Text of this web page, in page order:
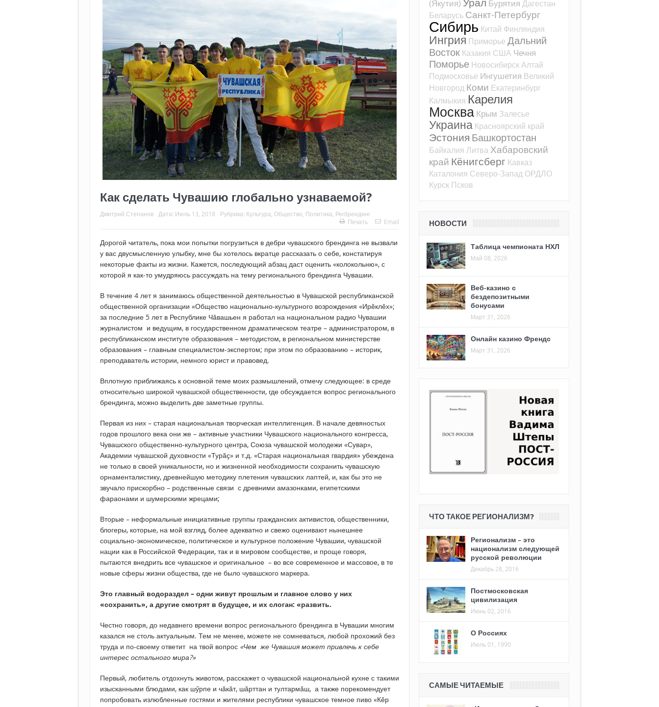
Как сделать Чувашию глобально узнаваемой?
Дмитрий Степанов Дата: Июль 13, 2018 Рубрика: Культура Общество Политика Регбрендинг
Печать
Email
Дорогой читатель, пока мои попытки погрузиться в дебри чувашского брендинга не вызвали
у вас двусмысленную улыбку, мне бы хотелось вкратце рассказать о себе, констатируя
некоторые факты из жизни. Кажется, последующий абзац даст оценить «колокольню», с
которой я как-то умудряюсь рассуждать на тему регионального брендинга Чувашии.
В течение 4 лет я занимаюсь общественной деятельностью в Чувашской республиканской
общественной организации «Общество национально-культурного возрождения «Ирӗклӗх»;
за последние 5 лет в Республике Чӑвашьен я работал на национальном радио Чувашии
журналистом и ведущим, в государственном драматическом театре – администратором, в
республиканском институте образования – методистом, в региональном министерстве
образования – главным специалистом-экспертом; при этом по образованию – историк,
преподаватель истории, немного юрист и правовед.
Вплотную приближаясь к основной теме моих размышлений, отмечу следующее: в среде
относительно широкой чувашской общественности, где обсуждается вопрос регионального
брендинга, можно выделить две заметные группы.
Первая из них – старая национальная творческая интеллигенция. В начале девяностых
годов прошлого века они же – активные участники Чувашского национального конгресса,
Чувашского общественно-культурного центра, Союза чувашской молодежи «Сувар»,
Академии чувашской духовности «Турӑҫ» и т.д. «Старая национальная гвардия» убеждена
не только в своей уникальности, но и жизненной необходимости сохранить чувашскую
орнаменталистику, древнейшую методику плетения чувашских лаптей, и, как бы это не
звучало прискорбно – родственные связи с древними амазонками, египетскими
фараонами и шумерскими жрецами;
Вторые – неформальные инициативные группы гражданских активистов, общественники,
блогеры, которые, на мой взгляд, более адекватно и свежо оценивают нынешнее
социально-экономическое, политическое и культурное положение Чувашии, чувашской
нации как в Российской Федерации, так и в мировом сообществе, и проще говоря,
пытаются внедрить все чувашское и оригинальное – во все современное и массовое, в те
новые сферы жизни общества, где не было чувашского маркера.
Это главный водораздел – одни живут прошлым и главное слово у них
«сохранить», а другие смотрят в будущее, и их слоган: «развить.
Честно говоря, до недавнего времени вопрос регионального брендинга в Чувашии многим
казался не столь актуальным. Тем не менее, можете не сомневаться, любой прохожий без
труда и по-своему ответит на твой вопрос «Чем же Чувашия может привлечь к себе
интерес остального мира?»
Первый, любитель отдохнуть животом, расскажет о чувашской национальной кухне с такими
изысканными блюдами, как шӳрпе и чӑкӑт, шӑрттан и тултармӑш, а также порекомендует
попробовать излюбленные гостями и жителями республики чувашское темное пиво «Кӗр
(Якутия)
Бурятия Дагестан
Беларусь Санкт-Петербург
Сибирь Китай Финляндия
Ингрия Приморье Дальний
Восток Казакия США Чечня
Поморье НовосибирскАлтай
Подмосковье Ингушетия Великий
Новгород Коми Екатеринбург
Калмыкия Карелия
Москва Крым Залесье
Украина Красноярский край
Эстония Башкортостан
Байкалия Литва Хабаровский
край Кёнигсберг Кавказ
Каталония Северо-Запад ОРДЛО
Курск Псков
НОВОСТИ
Таблица чемпионата НХЛ
Май 08, 2026
Веб-казино с
бездепозитными
бонусами
Март 31, 2026
Онлайн казино Френдс
Март 31, 2026
ЧТО ТАКОЕ РЕГИОНАЛИЗМ?
Регионализм – это
национализм следующей
русской революции
Декабрь 28, 2016
Постмосковская
цивилизация
Июнь 02, 2016
О Россиях
Июль 01, 1990
САМЫЕ ЧИТАЕМЫЕ